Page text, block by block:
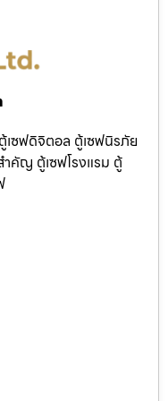
เซฟดิจิตอล ตู้เซฟนิรภัย
ำคัญ ตู้เซฟโรงแรม ตู้